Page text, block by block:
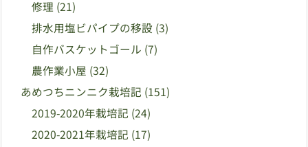
修理 (21)
排水用塩ビパイプの移設 (3)
自作バスケットゴール (7)
農作業小屋 (32)
あめつちニンニク栽培記 (151)
2019-2020年栽培記 (24)
2020-2021年栽培記 (17)